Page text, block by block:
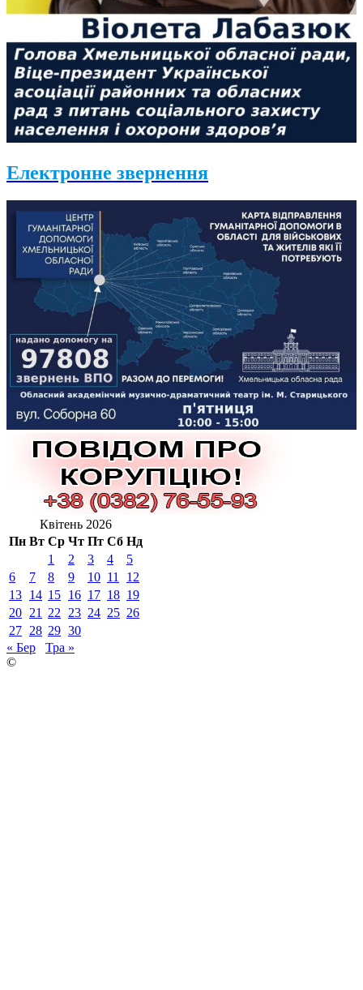
Електронне звернення
Квітень 2026
Пн Вт Ср Чт Пт Сб Нд
1
2 3 4
5
6
7 8 9 10 11
12
13 14 15 16 17 18 19
20 21 22 23 24 25 26
27 28 29 30
« Бер
Тра »
©